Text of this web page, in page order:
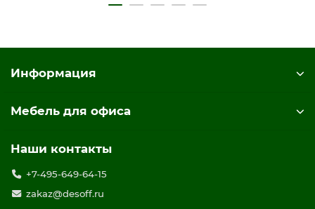
Информация
Мебель для офиса
Наши контакты
+7-495-649-64-15
zakaz@desoff.ru